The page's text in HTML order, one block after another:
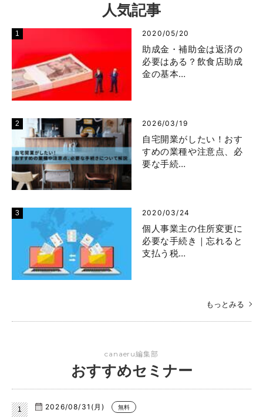
人気記事
2020/05/20
助成金・補助金は返済の
必要はある？飲食店助成
金の基本…
2026/03/19
自宅開業がしたい！おす
すめの業種や注意点、必
要な手続…
2020/03/24
個人事業主の住所変更に
必要な手続き｜忘れると
支払う税…
もっとみる
canaeru編集部
おすすめセミナー
2026/08/31(月) 無料